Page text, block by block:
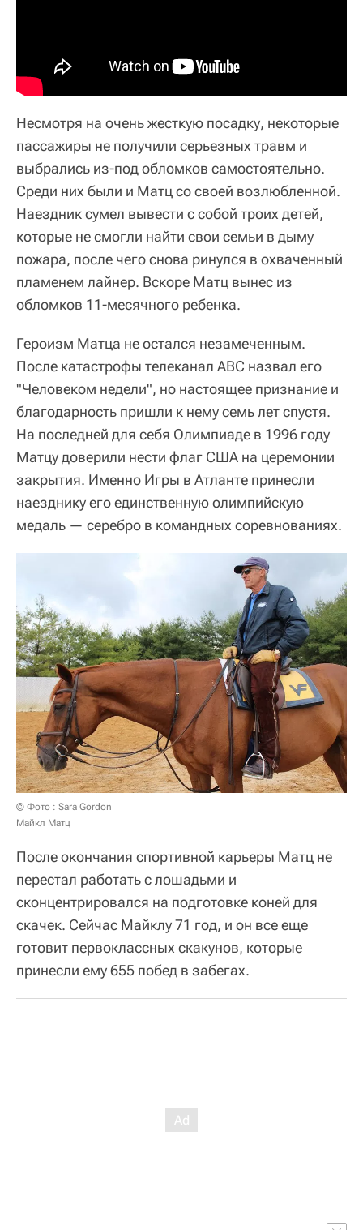
Несмотря на очень жесткую посадку, некоторые
пассажиры не получили серьезных травм и
выбрались из-под обломков самостоятельно.
Среди них были и Матц со своей возлюбленной.
Наездник сумел вывести с собой троих детей,
которые не смогли найти свои семьи в дыму
пожара, после чего снова ринулся в охваченный
пламенем лайнер. Вскоре Матц вынес из
обломков 11-месячного ребенка.
Героизм Матца не остался незамеченным.
После катастрофы телеканал ABC назвал его
"Человеком недели", но настоящее признание и
благодарность пришли к нему семь лет спустя.
На последней для себя Олимпиаде в 1996 году
Матцу доверили нести флаг США на церемонии
закрытия. Именно Игры в Атланте принесли
наезднику его единственную олимпийскую
медаль — серебро в командных соревнованиях.
© Фото : Sara Gordon
Майкл Матц
После окончания спортивной карьеры Матц не
перестал работать с лошадьми и
сконцентрировался на подготовке коней для
скачек. Сейчас Майклу 71 год, и он все еще
готовит первоклассных скакунов, которые
принесли ему 655 побед в забегах.